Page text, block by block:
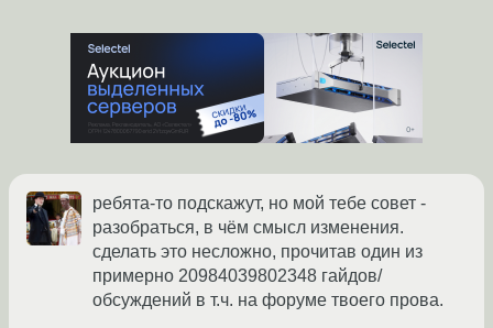
ребята-то подскажут, но мой тебе совет -
разобраться, в чём смысл изменения.
сделать это несложно, прочитав один из
примерно 20984039802348 гайдов/
обсуждений в т.ч. на форуме твоего прова.